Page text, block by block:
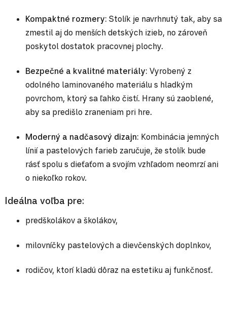
Kompaktné rozmery: Stolík je navrhnutý tak, aby sa
zmestil aj do menších detských izieb, no zároveň
poskytol dostatok pracovnej plochy.
Bezpečné a kvalitné materiály: Vyrobený z
odolného laminovaného materiálu s hladkým
povrchom, ktorý sa ľahko čistí. Hrany sú zaoblené,
aby sa predišlo zraneniam pri hre.
Moderný a nadčasový dizajn: Kombinácia jemných
línií a pastelových farieb zaručuje, že stolík bude
rásť spolu s dieťaťom a svojím vzhľadom neomrzí ani
o niekoľko rokov.
Ideálna voľba pre:
predškolákov a školákov,
milovníčky pastelových a dievčenských doplnkov,
rodičov, ktorí kladú dôraz na estetiku aj funkčnosť.